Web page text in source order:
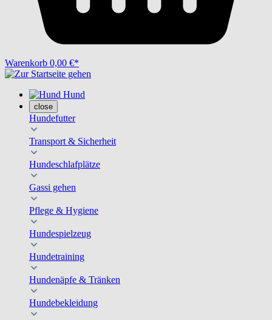
Warenkorb 0,00 €*
Hund
close
Hundefutter
Transport & Sicherheit
Hundeschlafplätze
Gassi gehen
Pflege & Hygiene
Hundespielzeug
Hundetraining
Hundenäpfe & Tränken
Hundebekleidung